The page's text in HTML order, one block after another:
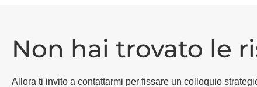
Non hai trovato le
Allora ti invito a contattarmi per fissare un colloquio